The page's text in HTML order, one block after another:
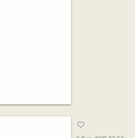
favorite_border